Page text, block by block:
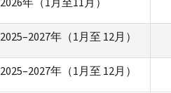
2025–2027年（1月至 12月）
2025–2027年（1月至 12月）